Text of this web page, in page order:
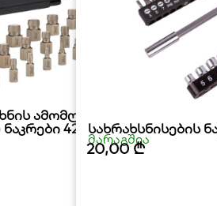
ამომღების
42CRMOსახრახსნისების
მარაგშია
20,00₾